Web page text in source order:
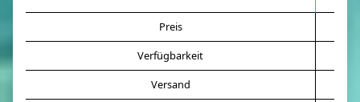
Preis
Verfügbarkeit
Versand